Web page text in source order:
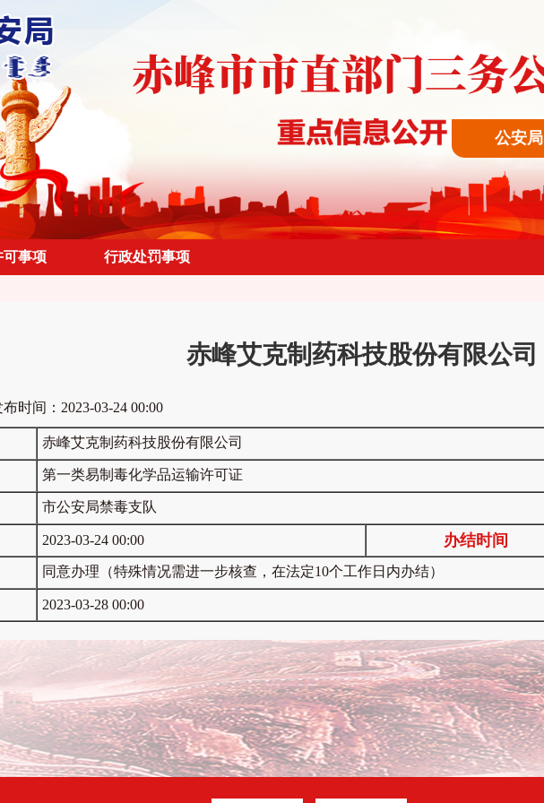
公安局
可事项 行政处罚事项
赤峰艾克制药科技股份有限公司
间：2023-03-24 00:00
赤峰艾克制药科技股份有限公司
第一类易制毒化学品运输许可证
市公安局禁毒支队
2023-03-24 00:00 办结时间
同意办理（特殊情况需进一步核查，在法定10个工作日内办结）
2023-03-28 00:00